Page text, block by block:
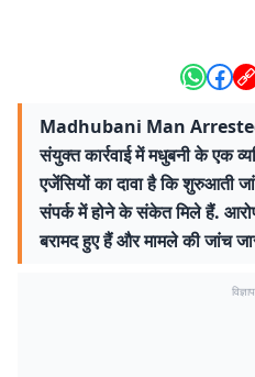
Madhubani Man Arrested:
संयुक्त कार्रवाई में मधुबनी के एक
एजेंसियों का दावा है कि शुरुआती
संपर्क में होने के संकेत मिले हैं.
बरामद हुए हैं और मामले की जांच